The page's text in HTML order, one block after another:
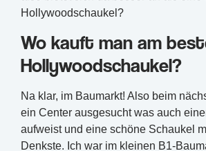
Hollywoodschaukel?
Wo kauft man am
Hollywoodschaukel?
Na klar, im Baumarkt! Also beim
ein Center ausgesucht was auch
aufweist und eine schöne Schaukel
Denkste. Ich war im kleinen B1-